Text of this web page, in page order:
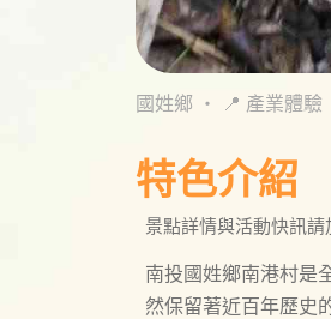
國姓鄉 ・ 📍 產業體驗
特色介紹
景點詳情與活動快訊
南投國姓鄉南港村是
然保留著近百年歷史